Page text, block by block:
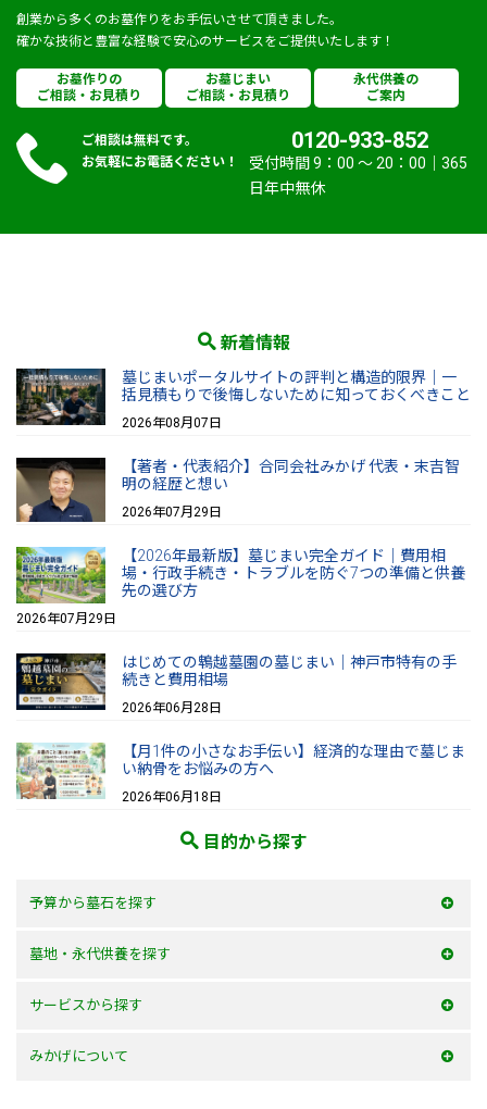
創業から多くのお墓作りをお手伝いさせて頂きました。
確かな技術と豊富な経験で安心のサービスをご提供いたします！
お墓作りの
ご相談・お見積り
お墓じまい
ご相談・お見積り
永代供養の
ご案内
ご相談は無料です。
お気軽にお電話ください！
0120-933-852
受付時間 9：00 〜 20：00｜365
日年中無休
新着情報
墓じまいポータルサイトの評判と構造的限界｜一
括見積もりで後悔しないために知っておくべきこと
2026年08月07日
【著者・代表紹介】合同会社みかげ 代表・末吉智
明の経歴と想い
2026年07月29日
【2026年最新版】墓じまい完全ガイド｜費用相
場・行政手続き・トラブルを防ぐ7つの準備と供養
先の選び方
2026年07月29日
はじめての鵯越墓園の墓じまい｜神戸市特有の手
続きと費用相場
2026年06月28日
【月1件の小さなお手伝い】経済的な理由で墓じま
い納骨をお悩みの方へ
2026年06月18日
目的から探す
予算から墓石を探す
50万以内
100万以内
150万以内
墓地・永代供養を探す
大阪府
兵庫県
サービスから探す
お墓を建てる
みかげについて